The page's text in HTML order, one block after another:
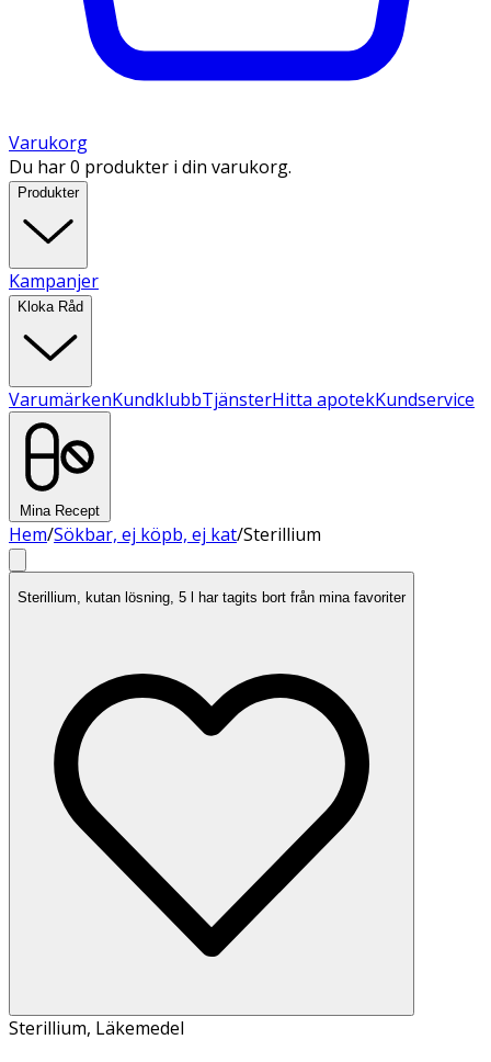
Varukorg
Du har 0 produkter i din varukorg.
Produkter
Kampanjer
Kloka Råd
VarumärkenKundklubbTjänsterHitta apotekKundservice
Mina Recept
Hem/Sökbar, ej köpb, ej kat/Sterillium
Sterillium, kutan lösning, 5 l har tagits bort från mina favoriter
Sterillium, Läkemedel